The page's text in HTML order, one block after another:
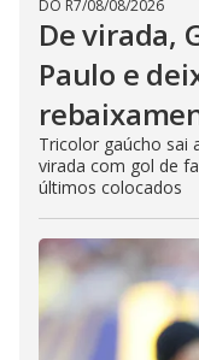
DO R7/08/08/2026
De virada,
Paulo e
Tricolor gaúcho sai
virada com gol de
últimos colocados